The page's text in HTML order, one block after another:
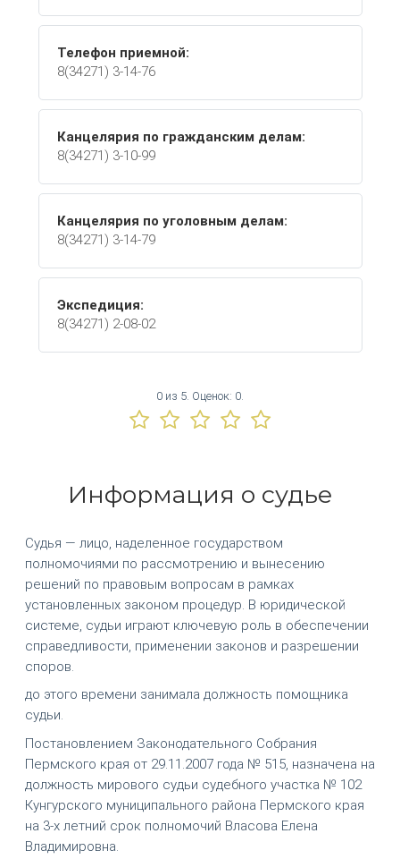
Телефон приемной:
8(34271) 3-14-76
Канцелярия по гражданским делам:
8(34271) 3-10-99
Канцелярия по уголовным делам:
8(34271) 3-14-79
Экспедиция:
8(34271) 2-08-02
0 из 5. Оценок: 0
Информация о судье
Судья — лицо, наделенное государством
полномочиями по рассмотрению и вынесению
решений по правовым вопросам в рамках
установленных законом процедур. В юридической
системе, судьи играют ключевую роль в обеспечении
справедливости, применении законов и разрешении
споров.
до этого времени занимала должность помощника
судьи.
Постановлением Законодательного Собрания
Пермского края от 29.11.2007 года № 515, назначена на
должность мирового судьи судебного участка № 102
Кунгурского муниципального района Пермского края
на 3-х летний срок полномочий Власова Елена
Владимировна.